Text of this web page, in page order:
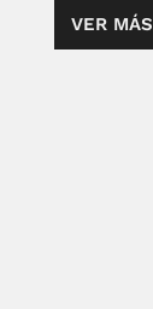
VER MÁS